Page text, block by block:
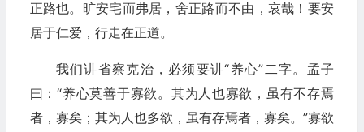
正路也。旷安宅而弗居，舍正路而不由，哀哉！要安
居于仁爱，行走在正道。
我们讲省察克治，必须要讲“养心”二字。孟子
曰：“养心莫善于寡欲。其为人也寡欲，虽有不存焉
者，寡矣；其为人也多欲，虽有存焉者，寡矣。”寡欲